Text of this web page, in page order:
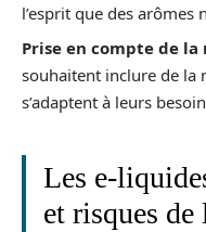
l’esprit que des arômes
Prise en compte de
souhaitent inclure de la
s’adaptent à leurs
Les e-
et risques de